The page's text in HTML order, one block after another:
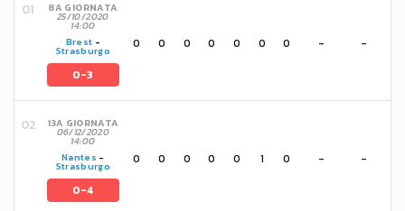
8A GIORNATA
25/10/2020
14:00
Brest -
Strasburgo
0-3
0 0 0 0 0 0 0 - -
13A GIORNATA
06/12/2020
14:00
Nantes -
Strasburgo
0-4
0 0 0 0 0 1 0 - -